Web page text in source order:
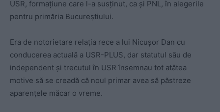
USR, formațiune care l-a susținut, ca și PNL, în alegerile
pentru primăria Bucureștiului.
Era de notorietare relația rece a lui Nicușor Dan cu
conducerea actuală a USR-PLUS, dar statutul său de
independent și trecutul în USR însemnau tot atâtea
motive să se creadă că noul primar avea să păstreze
aparențele măcar o vreme.